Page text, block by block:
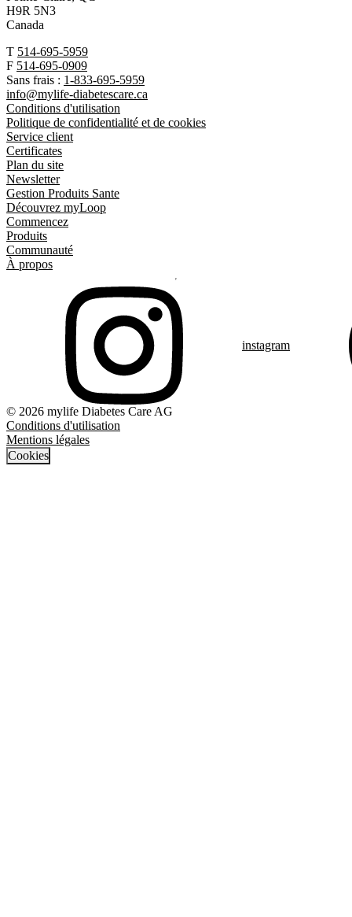
H9R 5N3
Canada
T 514-695-5959
F 514-695-0909
Sans frais : 1-833-695-5959
info@mylife-diabetescare.ca
Conditions d'utilisation
Politique de confidentialité et de cookies
Service client
Certificates
Plan du site
Newsletter
Gestion Produits Sante
Découvrez myLoop
Commencez
Produits
Communauté
À propos
instagram
© 2026 mylife Diabetes Care AG
Conditions d'utilisation
Mentions légales
Cookies